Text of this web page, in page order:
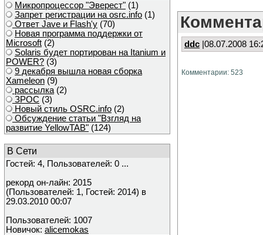
Микропроцессор "Эверест" (1)
Запрет регистрации на osrc.info (1)
Ответ Javе и Flash'у (70)
Новая программа поддержки от
Microsoft (2)
Solaris будет портирован на Itanium и
POWER? (3)
9 декабря вышла новая сборка
Xameleon (9)
рассылка (2)
ЗРОС (3)
Новый стиль OSRC.info (2)
Обсуждение статьи "Взгляд на
развитие YellowTAB" (124)
В Сети
Гостей: 4, Пользователей: 0 ...
рекорд он-лайн: 2015
(Пользователей: 1, Гостей: 2014) в
29.03.2010 00:07
Пользователей: 1007
Новичок: alicemokas
ddc |08.07.2008
Комментарии: 523